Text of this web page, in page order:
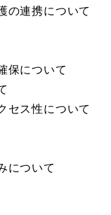
連携について
保について
ス性について
について